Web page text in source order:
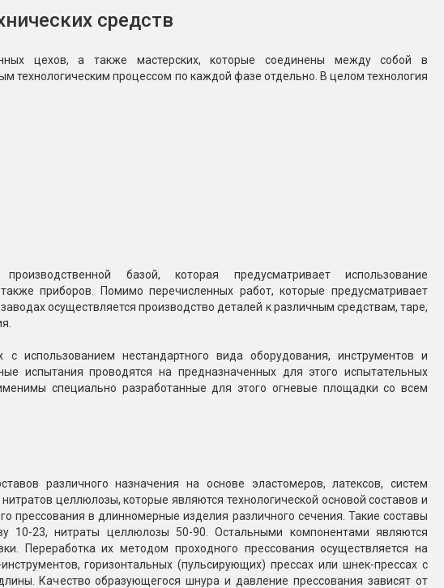
средств
цехов, а также мастерских, которые соединены между собой в
технологическим процессом по каждой фазе отдельно. В целом технология
базой, которая предусматривает использование
приборов. Помимо перечисленных работ, которые предусматривает
осуществляется производство деталей к различным средствам, таре,
использованием нестандартного вида оборудования, инструментов и
испытания проводятся на предназначенных для этого испытательных
специально разработанные для этого огневые площадки со всем
различного назначения на основе эластомеров, латексов, систем
целлюлозы, которые являются технологической основой составов и
прессования в длинномерные изделия различного сечения. Такие составы
10-23, нитраты целлюлозы 50-90. Остальными компонентами являются
Переработка их методом проходного прессования осуществляется на
горизонтальных (пульсирующих) прессах или шнек-прессах с
Качество образующегося шнура и давление прессования зависят от